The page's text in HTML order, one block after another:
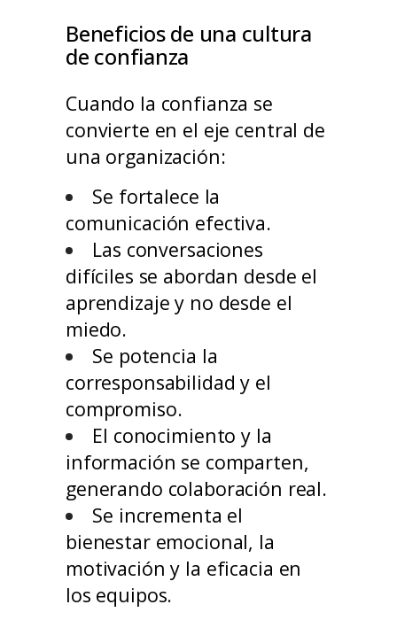
Beneficios de una cultura
de confianza
Cuando la confianza se
convierte en el eje central de
una organización:
Se fortalece la
comunicación efectiva.
Las conversaciones
difíciles se abordan desde el
aprendizaje y no desde el
miedo.
Se potencia la
corresponsabilidad y el
compromiso.
El conocimiento y la
información se comparten,
generando colaboración real.
Se incrementa el
bienestar emocional, la
motivación y la eficacia en
los equipos.